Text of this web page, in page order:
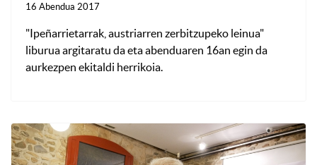
16 Abendua 2017
"Ipeñarrietarrak, austriarren zerbitzupeko leinua"
liburua argitaratu da eta abenduaren 16an egin da
aurkezpen ekitaldi herrikoia.